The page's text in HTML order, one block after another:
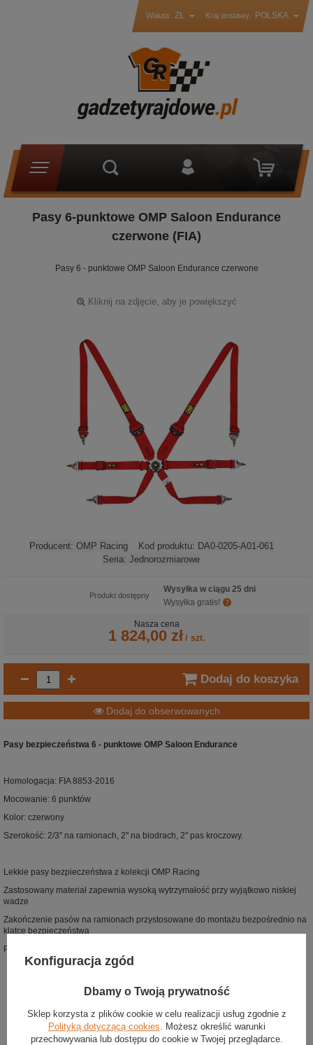
Waluta: ZŁ Kraj dostawy: POLSKA
Pasy 6-punktowe OMP Saloon Endurance
czerwone (FIA)
Pasy 6 - punktowe OMP Saloon Endurance czerwone
Kliknij na zdjęcie, aby je powiększyć
Producent: OMP Racing Kod produktu: DA0-0205-A01-061
Seria: Jednorozmiarowe
Produkt dostępny
Wysyłka w ciągu 25 dni
Wysyłka gratis!
Nasza cena
1 824,00 zł / szt.
Dodaj do koszyka
Dodaj do obserwowanych
Pasy bezpieczeństwa 6 - punktowe OMP Saloon Endurance
Homologacja: FIA 8853-2016
Mocowanie: 6 punktów
Kolor: czerwony
Szerokość: 2/3'' na ramionach, 2'' na biodrach, 2'' pas kroczowy.
Lekkie pasy bezpieczeństwa z kolekcji OMP Racing
Zastosowany materiał zapewnia wysoką wytrzymałość przy wyjątkowo niskiej
wadze
Zakończenie pasów na ramionach przystosowane do montażu bezpośrednio na
klatce bezpieczeństwa
Pasy zaprojektowane do współpracy z systemami HANS i Hybrid
Stan:
Nowy
Konfiguracja zgód
Dbamy o Twoją prywatność
Sklep korzysta z plików cookie w celu realizacji usług zgodnie z
Polityką dotyczącą cookies . Możesz określić warunki
przechowywania lub dostępu do cookie w Twojej przeglądarce.